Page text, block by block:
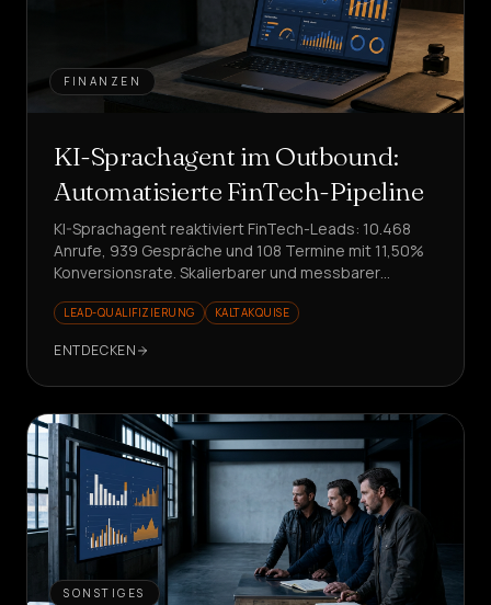
FINANZEN
KI-Sprachagent im Outbound:
Automatisierte FinTech-Pipeline
KI-Sprachagent reaktiviert FinTech-Leads: 10.468
Anrufe, 939 Gespräche und 108 Termine mit 11,50%
Konversionsrate. Skalierbarer und messbarer
LEAD-QUALIFIZIERUNG KALTAKQUISE
ENTDECKEN
SONSTIGES